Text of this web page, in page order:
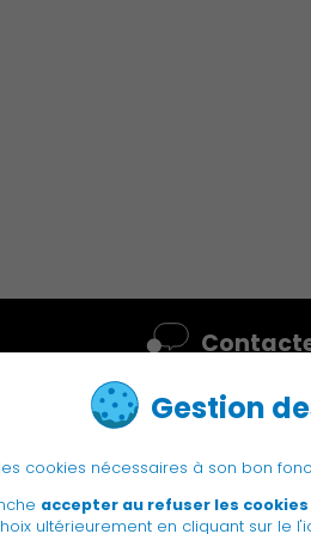
Gestion
cookies nécessaires à son bon
accepter au refuser les
ultérieurement en cliquant sur le
Culture